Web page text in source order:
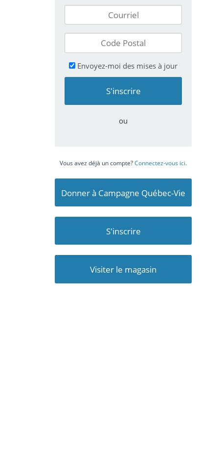
Envoyez-moi des mises à jour
ou
Vous avez déjà un compte?Connectez-vous ici.
Donner à Campagne Québec-Vie
S'inscrire
Visiter le magasin